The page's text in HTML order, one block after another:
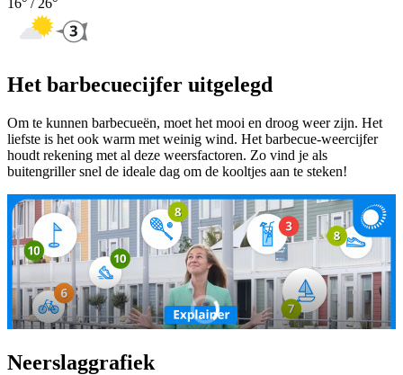
16° / 26°
Het barbecuecijfer uitgelegd
Om te kunnen barbecueën, moet het mooi en droog weer zijn. Het
liefste is het ook warm met weinig wind. Het barbecue-weercijfer
houdt rekening met al deze weersfactoren. Zo vind je als
buitengriller snel de ideale dag om de kooltjes aan te steken!
Neerslaggrafiek